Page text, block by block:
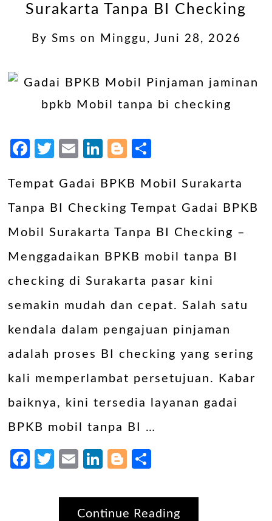
Surakarta Tanpa BI Checking
By Sms on Minggu, Juni 28, 2026
Facebook
Twitter
EmailLinkedIn
Blogger
Tempat Gadai BPKB Mobil Surakarta
Tanpa BI Checking Tempat Gadai BPKB
Mobil Surakarta Tanpa BI Checking –
Menggadaikan BPKB mobil tanpa BI
checking di Surakarta pasar kini
semakin mudah dan cepat. Salah satu
kendala dalam pengajuan pinjaman
adalah proses BI checking yang sering
kali memperlambat persetujuan. Kabar
baiknya, kini tersedia layanan gadai
BPKB mobil tanpa BI …
Facebook
Twitter
EmailLinkedIn
Blogger
Continue Reading